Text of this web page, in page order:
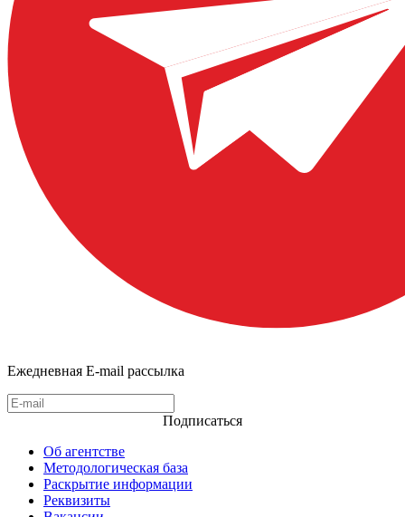
Ежедневная E-mail рассылка
Подписаться
Об агентстве
Методологическая база
Раскрытие информации
Реквизиты